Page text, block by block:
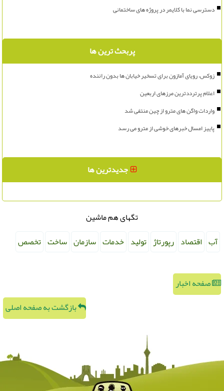
دسترسی نما با کلایمر در پروژه های ساختمانی
پربحث ترین ها
زوکس، رویای آمازون برای تسخیر خیابان ها بدون راننده
اعلام پرترددترین مرزهای اربعین
واردات واگن های مترو از چین منتفی شد
پاییز امسال خبرهای خوشی از مترو می رسد
جدیدترین ها
تگهای هم ماشین
آب
اقتصاد رپورتاژ تولید خدمات سازمان ساخت تخصص
صفحه اخبار
بازگشت به صفحه اصلی